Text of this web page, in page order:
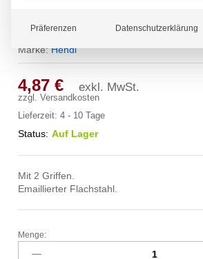
ø100x(H)20mm
Marke:Hendi
4,87€ exkl. MwSt.
zzgl.Versandkosten
Lieferzeit:4 - 10 Tage
Status: Auf Lager
Mit 2 Griffen.
Emaillierter Flachstahl.
Paellapfanne
emailliert,
Menge:
Präferenzen Datenschutzerklärung